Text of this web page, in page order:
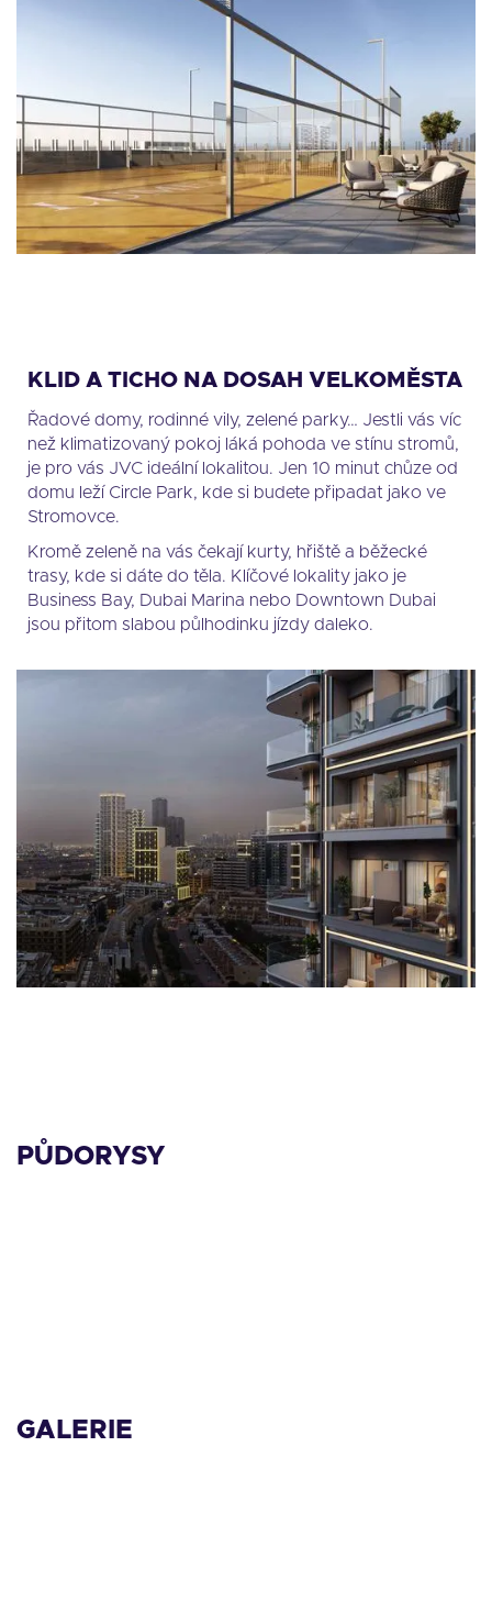
KLID A TICHO NA DOSAH VELKOMĚSTA
Řadové domy, rodinné vily, zelené parky… Jestli vás víc
než klimatizovaný pokoj láká pohoda ve stínu stromů,
je pro vás JVC ideální lokalitou. Jen 10 minut chůze od
domu leží Circle Park, kde si budete připadat jako ve
Stromovce.
Kromě zeleně na vás čekají kurty, hřiště a běžecké
trasy, kde si dáte do těla. Klíčové lokality jako je
Business Bay, Dubai Marina nebo Downtown Dubai
jsou přitom slabou půlhodinku jízdy daleko.
PŮDORYSY
GALERIE